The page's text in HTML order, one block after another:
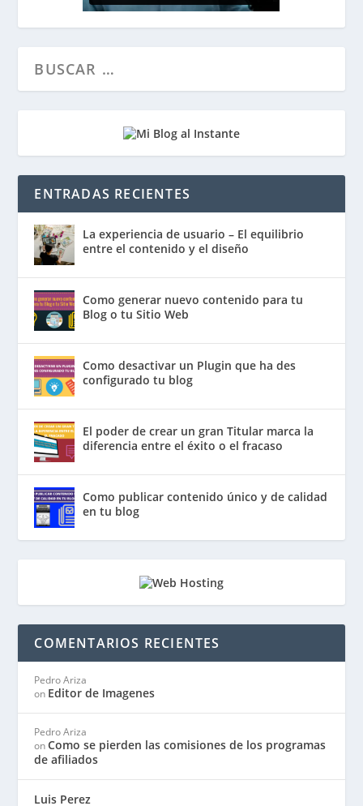
ENTRADAS RECIENTES
La experiencia de usuario – El equilibrio
entre el contenido y el diseño
Como generar nuevo contenido para tu
Blog o tu Sitio Web
Como desactivar un Plugin que ha des
configurado tu blog
El poder de crear un gran Titular marca la
diferencia entre el éxito o el fracaso
Como publicar contenido único y de calidad
en tu blog
COMENTARIOS RECIENTES
Pedro Ariza
on Editor de Imagenes
Pedro Ariza
onComo se pierden las comisiones de los programas
de afiliados
Luis Perez